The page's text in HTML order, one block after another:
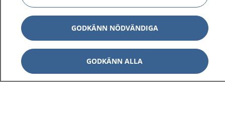
1177 på flera språk Visa
Visa
GODKÄNN NÖDVÄNDIGA
GODKÄNN ALLA